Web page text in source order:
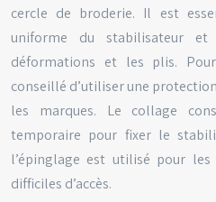
cercle de broderie. Il est
uniforme du stabilisateur
déformations et les plis.
conseillé d’utiliser une
les marques. Le collage
temporaire pour fixer le
l’épinglage est utilisé pour
difficiles d’accès.